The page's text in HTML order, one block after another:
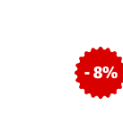
- 8%